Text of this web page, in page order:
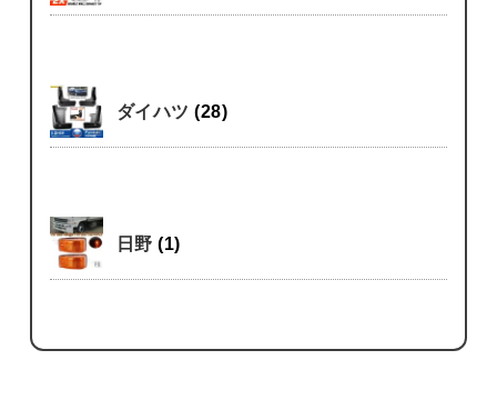
ダイハツ(28)
日野(1)